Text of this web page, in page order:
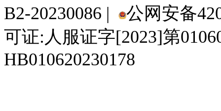
B2-20230086 |
公网安备
可证:人服证字[2023]第
HB010620230178